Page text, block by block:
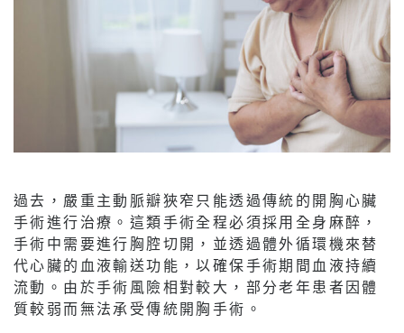
過去，嚴重主動脈瓣狹窄只能透過傳統的開胸心臟
手術進行治療。這類手術全程必須採用全身麻醉，
手術中需要進行胸腔切開，並透過體外循環機來替
代心臟的血液輸送功能，以確保手術期間血液持續
流動。由於手術風險相對較大，部分老年患者因體
質較弱而無法承受傳統開胸手術。